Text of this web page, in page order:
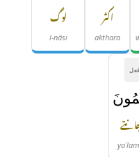
اکثر
akthara
لوگ
l-nāsi
فعل